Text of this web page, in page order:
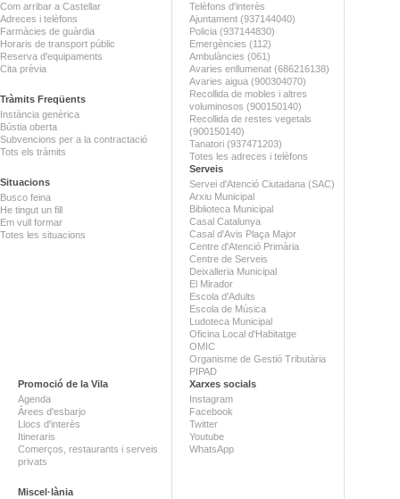
Com arribar a Castellar
Adreces i telèfons
Farmàcies de guàrdia
Horaris de transport públic
Reserva d'equipaments
Cita prèvia
Tràmits Freqüents
Instància genèrica
Bústia oberta
Subvencions per a la contractació
Tots els tràmits
Situacions
Busco feina
He tingut un fill
Em vull formar
Totes les situacions
Telèfons d'interès
Ajuntament (937144040)
Policia (937144830)
Emergències (112)
Ambulàncies (061)
Avaries enllumenat (686216138)
Avaries aigua (900304070)
Recollida de mobles i altres
voluminosos (900150140)
Recollida de restes vegetals
(900150140)
Tanatori (937471203)
Totes les adreces i telèfons
Serveis
Servei d'Atenció Ciutadana (SAC)
Arxiu Municipal
Biblioteca Municipal
Casal Catalunya
Casal d'Avis Plaça Major
Centre d'Atenció Primària
Centre de Serveis
Deixalleria Municipal
El Mirador
Escola d'Adults
Escola de Música
Ludoteca Municipal
Oficina Local d'Habitatge
OMIC
Organisme de Gestió Tributària
PIPAD
Promoció de la Vila
Agenda
Àrees d'esbarjo
Llocs d'interès
Itineraris
Comerços, restaurants i serveis
privats
Miscel·lània
Xarxes socials
Instagram
Facebook
Twitter
Youtube
WhatsApp